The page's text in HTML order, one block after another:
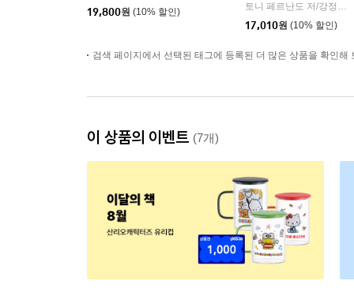
19,800원 (10% 할인)
토니 페르난도 저/강정선 역
17,010원 (10% 할인)
검색 페이지에서 선택된 태그에 등록된 더 많은 상품을 확인해
이 상품의 이벤트 (7개)